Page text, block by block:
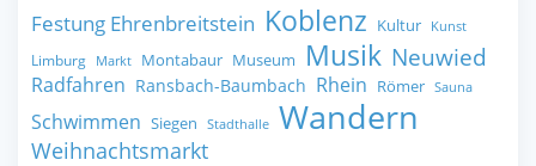
Festung Ehrenbreitstein Koblenz Kultur Kunst
Limburg Markt Montabaur Museum Musik Neuwied
Radfahren Ransbach-Baumbach Rhein Römer Sauna
Schwimmen Siegen Stadthalle Wandern
Weihnachtsmarkt